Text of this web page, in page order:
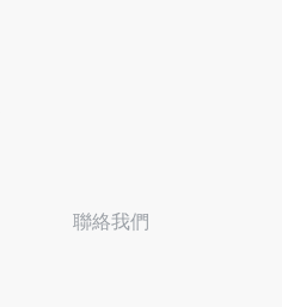
聯絡我們